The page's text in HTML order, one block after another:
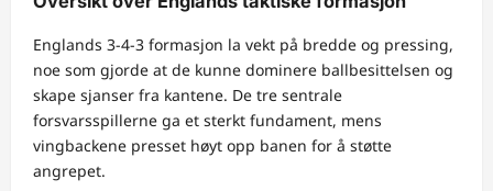
Englands 3-4-3 formasjon la vekt på bredde og pressing,
noe som gjorde at de kunne dominere ballbesittelsen og
skape sjanser fra kantene. De tre sentrale
forsvarsspillerne ga et sterkt fundament, mens
vingbackene presset høyt opp banen for å støtte
angrepet.